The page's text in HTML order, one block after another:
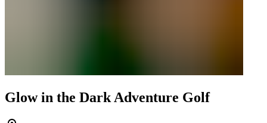
Glow in the Dark Adventure Golf